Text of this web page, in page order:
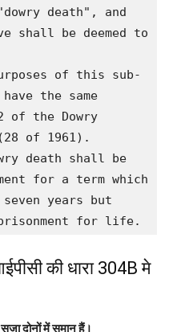
death", and
shall be deemed to
of this sub-
the same
of the Dowry
of 1961).
death shall be
for a term which
years but
for life.
की धारा 304B मे
दोनों में समान हैं।